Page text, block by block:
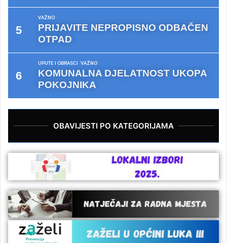
VAŽNO
PRIJAVITE NEPROPISNO ODBAČEN
OTPAD
UPUTE I OBRASCI VAŽNO
KOMUNALNA DJELATNOST UKOPA
POKOJNIKA
OBAVIJESTI PO KATEGORIJAMA